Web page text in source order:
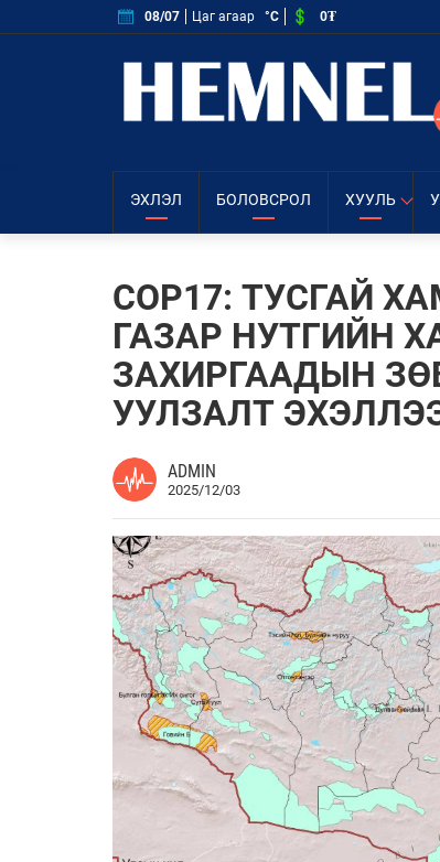
08/07 Цаг агаар °C 0₮
ЭХЛЭЛ БОЛОВСРОЛ ХУУЛЬ
COP17: ТУСГАЙ
ГАЗАР НУТГИЙН
ЗАХИРГААДЫН
УУЛЗАЛТ
ADMIN
2025/12/03